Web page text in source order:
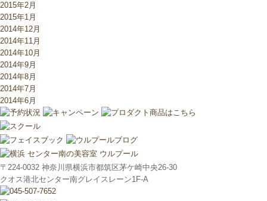
2015年2月
2015年1月
2014年12月
2014年11月
2014年10月
2014年9月
2014年8月
2014年7月
2014年6月
〒224-0032 神奈川県横浜市都筑区茅ケ崎中央26-30
クオス港北センター南グレイスレーン1F‐A